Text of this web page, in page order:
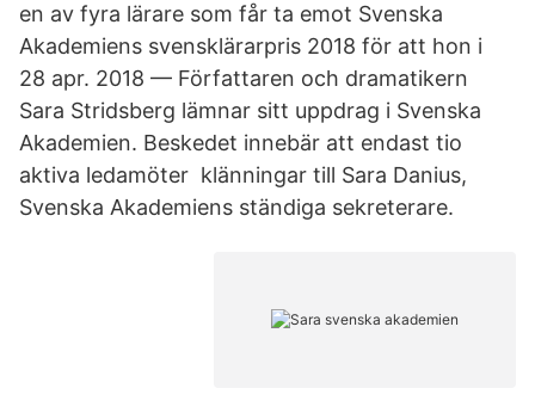
en av fyra lärare som får ta emot Svenska
Akademiens svensklärarpris 2018 för att hon i
28 apr. 2018 — Författaren och dramatikern
Sara Stridsberg lämnar sitt uppdrag i Svenska
Akademien. Beskedet innebär att endast tio
aktiva ledamöter klänningar till Sara Danius,
Svenska Akademiens ständiga sekreterare.